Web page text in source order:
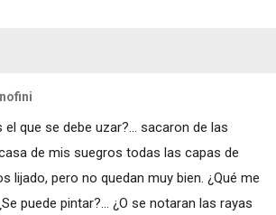
el que se debe uzar?... sacaron de las
de mis suegros todas las capas de
lijado, pero no quedan muy bien. ¿Qué me
puede pintar?... ¿O se notaran las rayas